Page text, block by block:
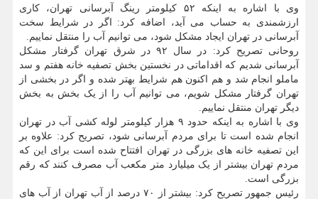
وی با اشاره به اینکه ۵۲ کیلومتر رینگ آبرسانی تهران، کاری
ارزشمندی به حساب می آید، اضافه کرد: اگر در شرایط سخت
آبرسانی در تهران ایجاد مشکل شود، می توانیم آب را منتقل نماییم.
روحانی تصریح کرد: در سال ۹۲ در شرق تهران گرفتار مشکل
آبرسانی شدیم که اقداماتی در نخستین بخش تصفیه خانه هفتم و سد
ماملو انجام شد و هم اکنون هم شرایط بهتر شده و اگر در بخشی از
تهران گرفتار مشکل شویم، می توانیم آب را از یک بخش به بخش
دیگر تهران منتقل نماییم.
وی با اشاره به اینکه حدود ۹ هزار کیلومتر لوله کشی آب در تهران
انجام شده است تا برای مردم آبرسانی شود، تصریح کرد: علاوه بر
این تصفیه خانه های بزرگی در تهران افتتاح شده است برای این که
مردم تهران بیشتر از یک میلیارد متر مکعب آب مصرف کنند که رقم
بزرگی است.
رئیس جمهور تصریح کرد: بیشتر از ۷۰ درصد از آب تهران از آب های